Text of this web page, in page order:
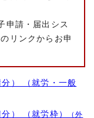
申請・届出シス
リンクからお申
） （就労・一般
） （就労枠）
（外